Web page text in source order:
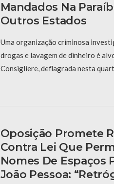
Mandados Na
Outros Estados
Uma organização criminosa
drogas e lavagem de dinheiro é
Consigliere, deflagrada nesta
Oposição Promete
Contra Lei Que
Nomes De Espaços
João Pessoa: